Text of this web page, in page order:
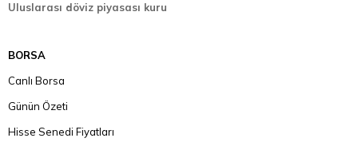
Uluslarası döviz piyasası kuru
BORSA
Canlı Borsa
Günün Özeti
Hisse Senedi Fiyatları